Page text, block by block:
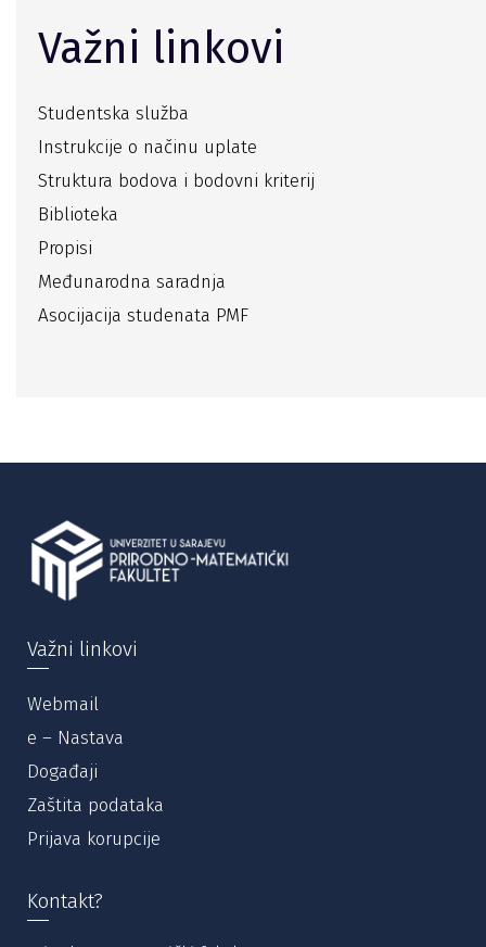
Važni linkovi
Studentska služba
Instrukcije o načinu uplate
Struktura bodova i bodovni kriterij
Biblioteka
Propisi
Međunarodna saradnja
Asocijacija studenata PMF
Važni linkovi
Webmail
e – Nastava
Događaji
Zaštita podataka
Prijava korupcije
Kontakt?